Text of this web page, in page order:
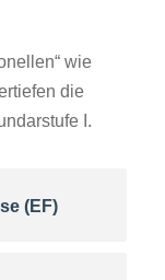
wie
die
I.
(EF)